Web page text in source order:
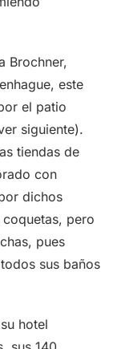
Brochner,
este
el patio
siguiente).
tiendas de
con
dichos
coquetas, pero
pues
sus baños
hotel